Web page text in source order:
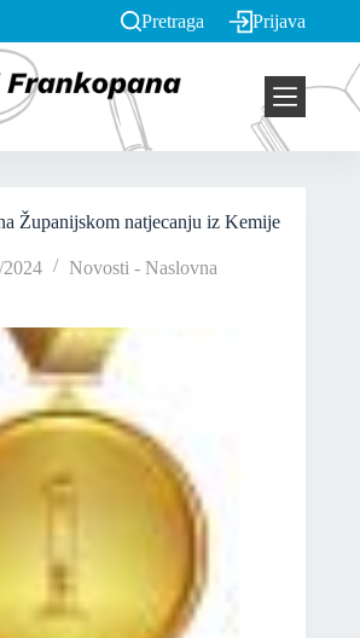
Pretraga Prijava
Županijskom natjecanju iz Kemije
2024 Novosti - Naslovna